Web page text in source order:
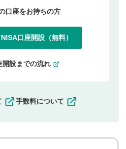
口座をお持ちの方
口座開設（無料）
開設までの流れ
手数料について